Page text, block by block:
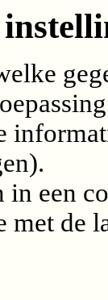
een
met de